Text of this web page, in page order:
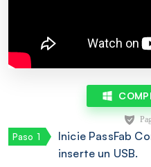
Inicie PassFab
inserte un USB.